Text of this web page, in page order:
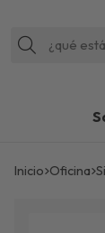
Buscar
Inicio oficina